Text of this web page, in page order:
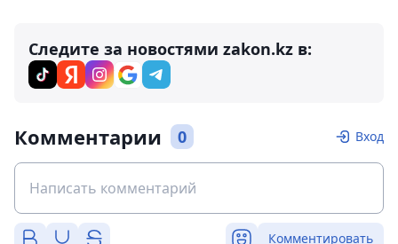
Следите за новостями zakon.kz в:
Комментарии 0 Вход
Комментировать